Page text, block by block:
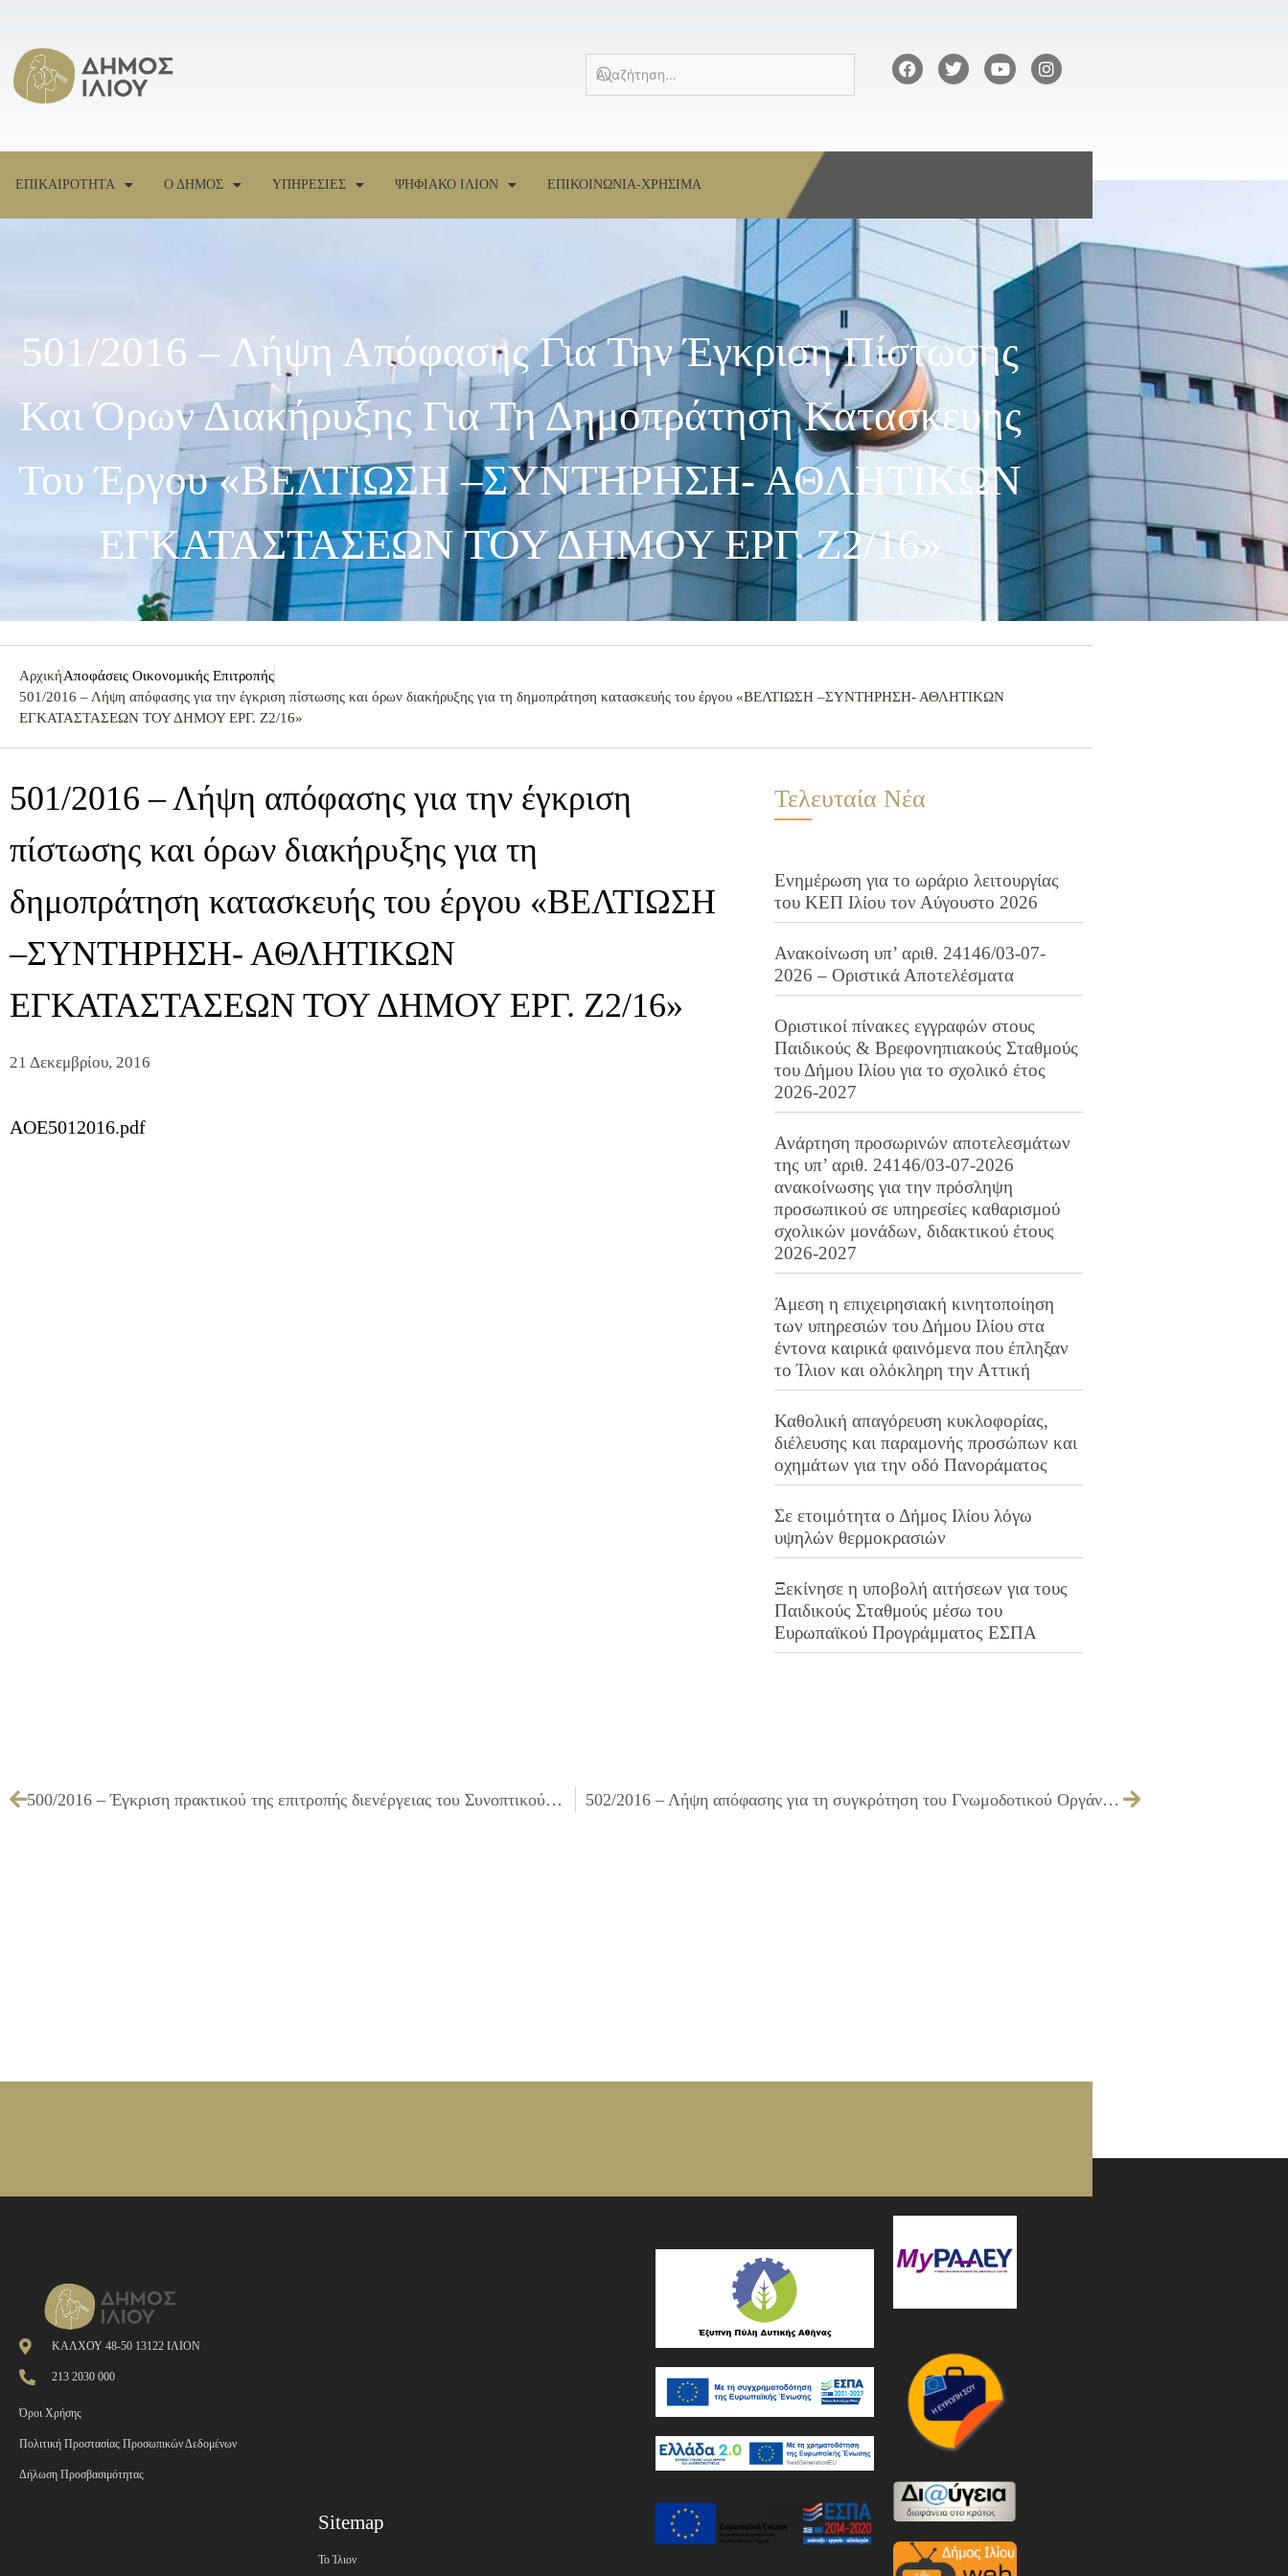
ΕΠΙΚΑΙΡΟΤΗΤΑ Ο ΔΗΜΟΣ ΥΠΗΡΕΣΙΕΣ ΨΗΦΙΑΚΟ ΙΛΙΟΝ ΕΠΙΚΟΙΝΩΝΙΑ-ΧΡΗΣΙΜΑ
501/2016 – Λήψη Απόφασης Για Την Έγκριση Πίστωσης
Και Όρων Διακήρυξης Για Τη Δημοπράτηση Κατασκευής
Του Έργου «ΒΕΛΤΙΩΣΗ –ΣΥΝΤΗΡΗΣΗ- ΑΘΛΗΤΙΚΩΝ
ΕΓΚΑΤΑΣΤΑΣΕΩΝ ΤΟΥ ΔΗΜΟΥ ΕΡΓ. Ζ2/16»
ΑρχικήΑποφάσεις Οικονομικής Επιτροπής
501/2016 – Λήψη απόφασης για την έγκριση πίστωσης και όρων διακήρυξης για τη δημοπράτηση κατασκευής του έργου «ΒΕΛΤΙΩΣΗ –ΣΥΝΤΗΡΗΣΗ- ΑΘΛΗΤΙΚΩΝ
ΕΓΚΑΤΑΣΤΑΣΕΩΝ ΤΟΥ ΔΗΜΟΥ ΕΡΓ. Ζ2/16»
501/2016 – Λήψη απόφασης για την έγκριση
πίστωσης και όρων διακήρυξης για τη
δημοπράτηση κατασκευής του έργου «ΒΕΛΤΙΩΣΗ
–ΣΥΝΤΗΡΗΣΗ- ΑΘΛΗΤΙΚΩΝ
ΕΓΚΑΤΑΣΤΑΣΕΩΝ ΤΟΥ ΔΗΜΟΥ ΕΡΓ. Ζ2/16»
21 Δεκεμβρίου, 2016
AOE5012016.pdf
Τελευταία Νέα
Ενημέρωση για το ωράριο λειτουργίας
του ΚΕΠ Ιλίου τον Αύγουστο 2026
Ανακοίνωση υπ’ αριθ. 24146/03-07-
2026 – Οριστικά Αποτελέσματα
Οριστικοί πίνακες εγγραφών στους
Παιδικούς & Βρεφονηπιακούς Σταθμούς
του Δήμου Ιλίου για το σχολικό έτος
2026-2027
Ανάρτηση προσωρινών αποτελεσμάτων
της υπ’ αριθ. 24146/03-07-2026
ανακοίνωσης για την πρόσληψη
προσωπικού σε υπηρεσίες καθαρισμού
σχολικών μονάδων, διδακτικού έτους
2026-2027
Άμεση η επιχειρησιακή κινητοποίηση
των υπηρεσιών του Δήμου Ιλίου στα
έντονα καιρικά φαινόμενα που έπληξαν
το Ίλιον και ολόκληρη την Αττική
Καθολική απαγόρευση κυκλοφορίας,
διέλευσης και παραμονής προσώπων και
οχημάτων για την οδό Πανοράματος
Σε ετοιμότητα ο Δήμος Ιλίου λόγω
υψηλών θερμοκρασιών
Ξεκίνησε η υποβολή αιτήσεων για τους
Παιδικούς Σταθμούς μέσω του
Ευρωπαϊκού Προγράμματος ΕΣΠΑ
500/2016 – Έγκριση πρακτικού της επιτροπής διενέργειας του Συνοπτικού διαγωνισμού για την «Προμήθεια ηλεκτρολογικού υλικού για τις ανάγκες του Δήμου» 502/2016 – Λήψη απόφασης για τη συγκρότηση του Γνωμοδοτικού Οργάνου – Επιτροπής διενέργειας διαγωνισμών, για τη σύναψη δημοσίων συμβάσεων έργων, έτους 2016 και για έργα με εκτιμώμενη αξία σύμβασης κάτω του 1.000.000,00€ χωρίς Φ.Π.Α.
ΚΑΛΧΟΥ 48-50 13122 ΙΛΙΟΝ
213 2030 000
Όροι Χρήσης
Πολιτική Προστασίας Προσωπικών Δεδομένων
Δήλωση Προσβασιμότητας
Sitemap
Το Ίλιον